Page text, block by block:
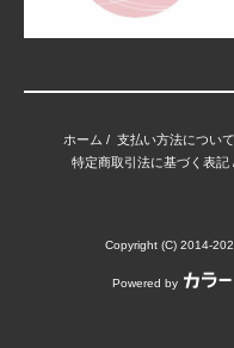
ホーム / 支払い方法について
特定商取引法に基づく表記
Copyright (C) 2014-
Powered by